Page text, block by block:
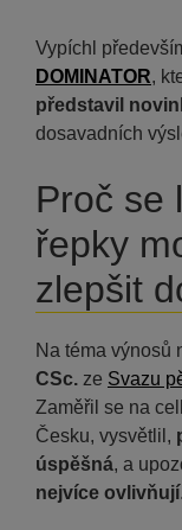
Vypíchl
DOMINATOR,
představil
dosavadních
Proč se
řepky
zlepšit
Na téma výnosů
CSc. ze Svazu
Zaměřil se na
Česku, vysvětlil,
úspěšná, a
nejvíce ovlivňují.